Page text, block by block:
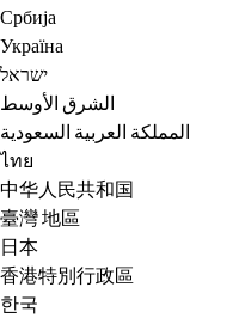
Србија
Україна
ישראל
الشرق الأوسط
المملكة العربية السعودية
ไทย
中华人民共和国
臺灣 地區
日本
香港特別行政區
한국